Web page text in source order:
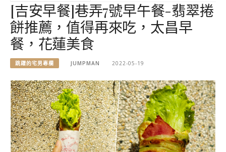
[吉安早餐]巷弄7號早午餐-翡翠捲
餅推薦，值得再來吃，太昌早
餐，花蓮美食
跳躍的宅男專欄 JUMPMAN 2022-05-19